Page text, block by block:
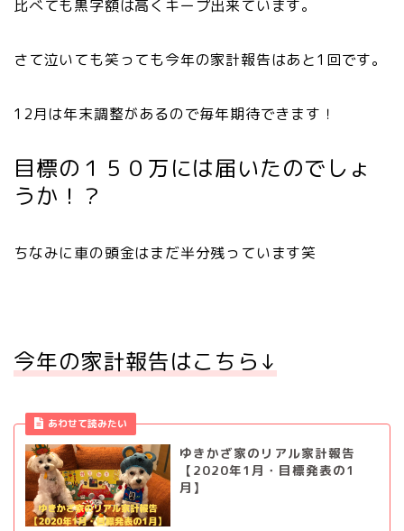
比べても黒字額は高くキープ出来ています。
さて泣いても笑っても今年の家計報告はあと1回です。
12月は年末調整があるので毎年期待できます！
目標の１５０万には届いたのでしょ
うか！？
ちなみに車の頭金はまだ半分残っています笑
今年の家計報告はこちら↓
あわせて読みたい
ゆきかざ家のリアル家計報告
【2020年1月・目標発表の1
月】